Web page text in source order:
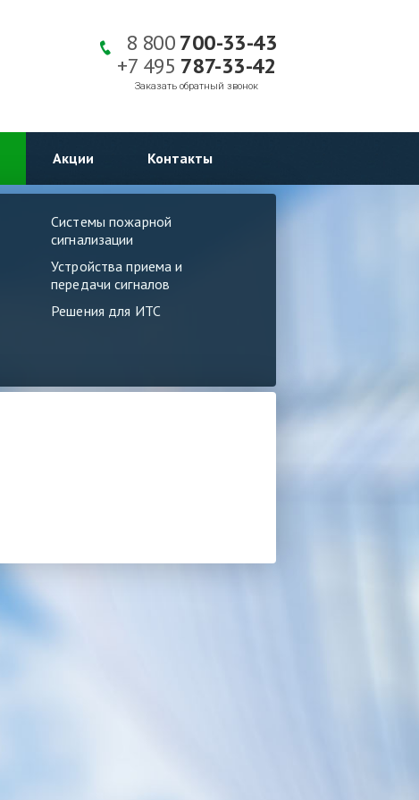
8 800700-33-43
+7 495 787-33-42
Заказать обратный звонок
Акции Контакты
Системы пожарной
сигнализации
Устройства приема и
передачи сигналов
Решения для ИТС